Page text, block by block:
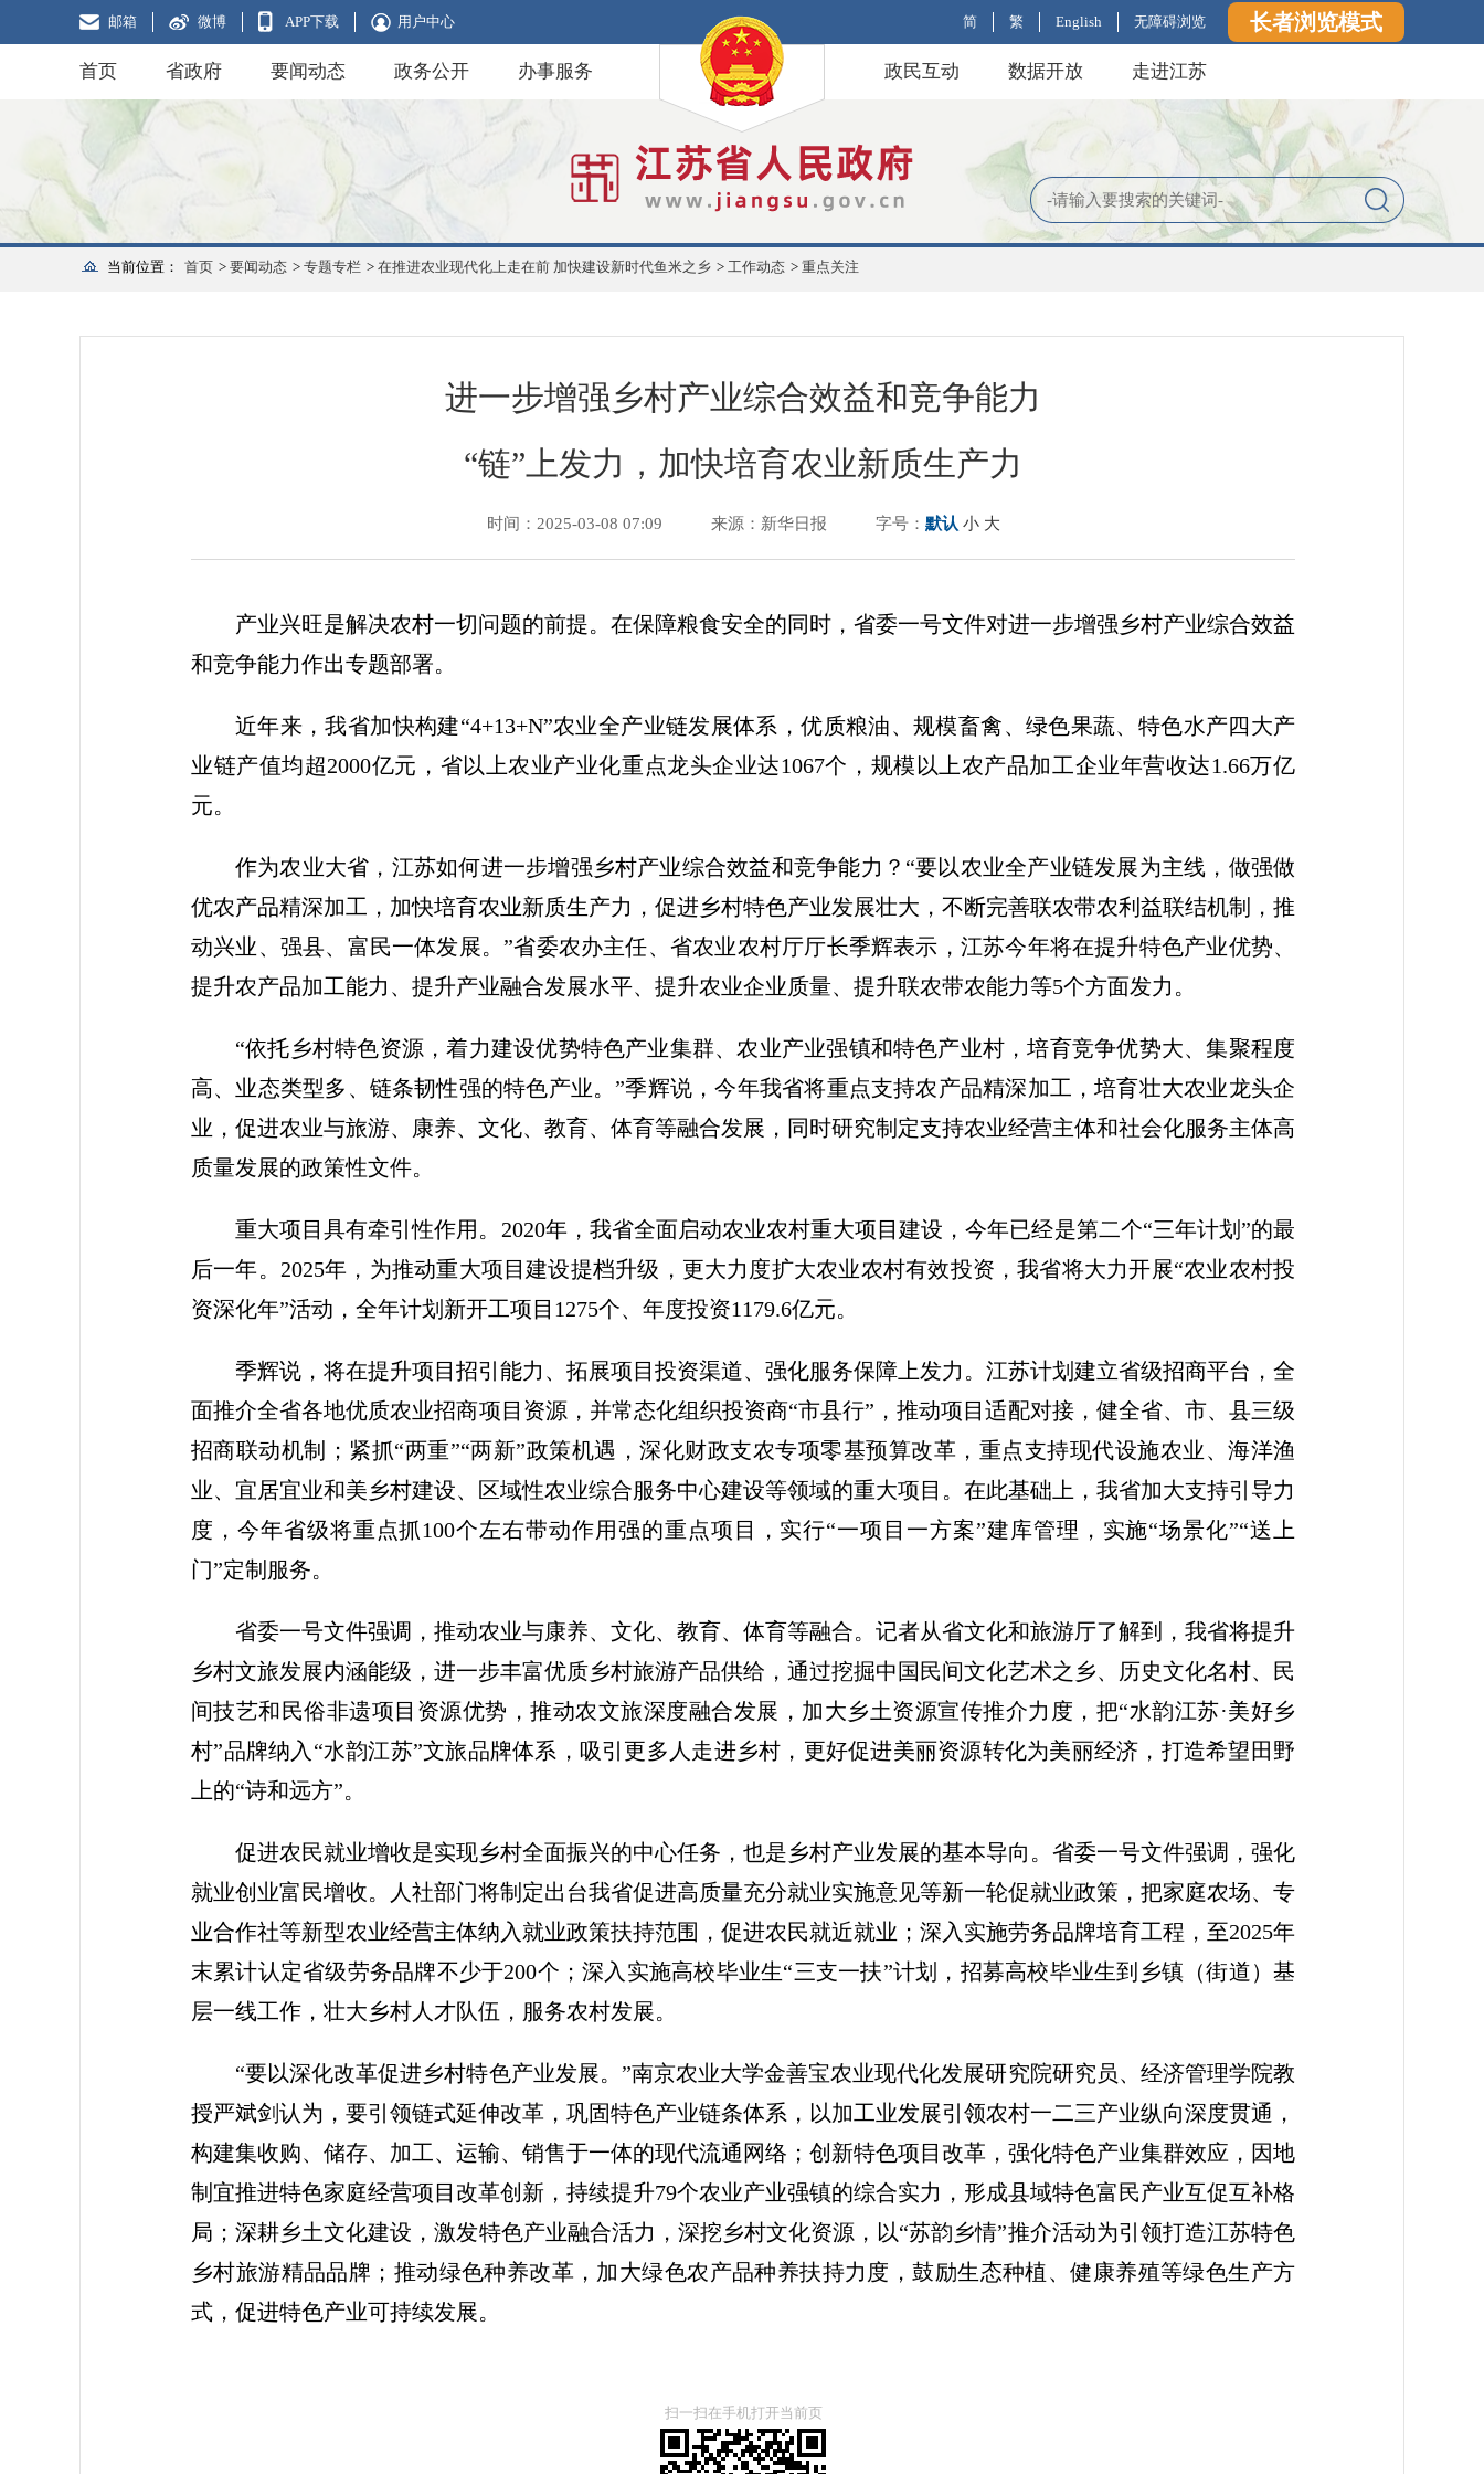
邮箱 微博 APP下载 用户中心 简 繁 English 无障碍浏览 长者浏览模式
首页 省政府 要闻动态 政务公开 办事服务 政民互动 数据开放 走进江苏
当前位置： 首页 > 要闻动态 > 专题专栏 > 在推进农业现代化上走在前 加快建设新时代鱼米之乡 > 工作动态 > 重点关注
进一步增强乡村产业综合效益和竞争能力
“链”上发力，加快培育农业新质生产力
时间：2025-03-08 07:09 来源：新华日报 字号： 默认 小 大
产业兴旺是解决农村一切问题的前提。在保障粮食安全的同时，省委一号文件对进一步增强乡村产业综合效益
和竞争能力作出专题部署。
近年来，我省加快构建“4+13+N”农业全产业链发展体系，优质粮油、规模畜禽、绿色果蔬、特色水产四大产
业链产值均超2000亿元，省以上农业产业化重点龙头企业达1067个，规模以上农产品加工企业年营收达1.66万亿
元。
作为农业大省，江苏如何进一步增强乡村产业综合效益和竞争能力？“要以农业全产业链发展为主线，做强做
优农产品精深加工，加快培育农业新质生产力，促进乡村特色产业发展壮大，不断完善联农带农利益联结机制，推
动兴业、强县、富民一体发展。”省委农办主任、省农业农村厅厅长季辉表示，江苏今年将在提升特色产业优势、
提升农产品加工能力、提升产业融合发展水平、提升农业企业质量、提升联农带农能力等5个方面发力。
“依托乡村特色资源，着力建设优势特色产业集群、农业产业强镇和特色产业村，培育竞争优势大、集聚程度
高、业态类型多、链条韧性强的特色产业。”季辉说，今年我省将重点支持农产品精深加工，培育壮大农业龙头企
业，促进农业与旅游、康养、文化、教育、体育等融合发展，同时研究制定支持农业经营主体和社会化服务主体高
质量发展的政策性文件。
重大项目具有牵引性作用。2020年，我省全面启动农业农村重大项目建设，今年已经是第二个“三年计划”的最
后一年。2025年，为推动重大项目建设提档升级，更大力度扩大农业农村有效投资，我省将大力开展“农业农村投
资深化年”活动，全年计划新开工项目1275个、年度投资1179.6亿元。
季辉说，将在提升项目招引能力、拓展项目投资渠道、强化服务保障上发力。江苏计划建立省级招商平台，全
面推介全省各地优质农业招商项目资源，并常态化组织投资商“市县行”，推动项目适配对接，健全省、市、县三级
招商联动机制；紧抓“两重”“两新”政策机遇，深化财政支农专项零基预算改革，重点支持现代设施农业、海洋渔
业、宜居宜业和美乡村建设、区域性农业综合服务中心建设等领域的重大项目。在此基础上，我省加大支持引导力
度，今年省级将重点抓100个左右带动作用强的重点项目，实行“一项目一方案”建库管理，实施“场景化”“送上
门”定制服务。
省委一号文件强调，推动农业与康养、文化、教育、体育等融合。记者从省文化和旅游厅了解到，我省将提升
乡村文旅发展内涵能级，进一步丰富优质乡村旅游产品供给，通过挖掘中国民间文化艺术之乡、历史文化名村、民
间技艺和民俗非遗项目资源优势，推动农文旅深度融合发展，加大乡土资源宣传推介力度，把“水韵江苏·美好乡
村”品牌纳入“水韵江苏”文旅品牌体系，吸引更多人走进乡村，更好促进美丽资源转化为美丽经济，打造希望田野
上的“诗和远方”。
促进农民就业增收是实现乡村全面振兴的中心任务，也是乡村产业发展的基本导向。省委一号文件强调，强化
就业创业富民增收。人社部门将制定出台我省促进高质量充分就业实施意见等新一轮促就业政策，把家庭农场、专
业合作社等新型农业经营主体纳入就业政策扶持范围，促进农民就近就业；深入实施劳务品牌培育工程，至2025年
末累计认定省级劳务品牌不少于200个；深入实施高校毕业生“三支一扶”计划，招募高校毕业生到乡镇（街道）基
层一线工作，壮大乡村人才队伍，服务农村发展。
“要以深化改革促进乡村特色产业发展。”南京农业大学金善宝农业现代化发展研究院研究员、经济管理学院教
授严斌剑认为，要引领链式延伸改革，巩固特色产业链条体系，以加工业发展引领农村一二三产业纵向深度贯通，
构建集收购、储存、加工、运输、销售于一体的现代流通网络；创新特色项目改革，强化特色产业集群效应，因地
制宜推进特色家庭经营项目改革创新，持续提升79个农业产业强镇的综合实力，形成县域特色富民产业互促互补格
局；深耕乡土文化建设，激发特色产业融合活力，深挖乡村文化资源，以“苏韵乡情”推介活动为引领打造江苏特色
乡村旅游精品品牌；推动绿色种养改革，加大绿色农产品种养扶持力度，鼓励生态种植、健康养殖等绿色生产方
式，促进特色产业可持续发展。
扫一扫在手机打开当前页